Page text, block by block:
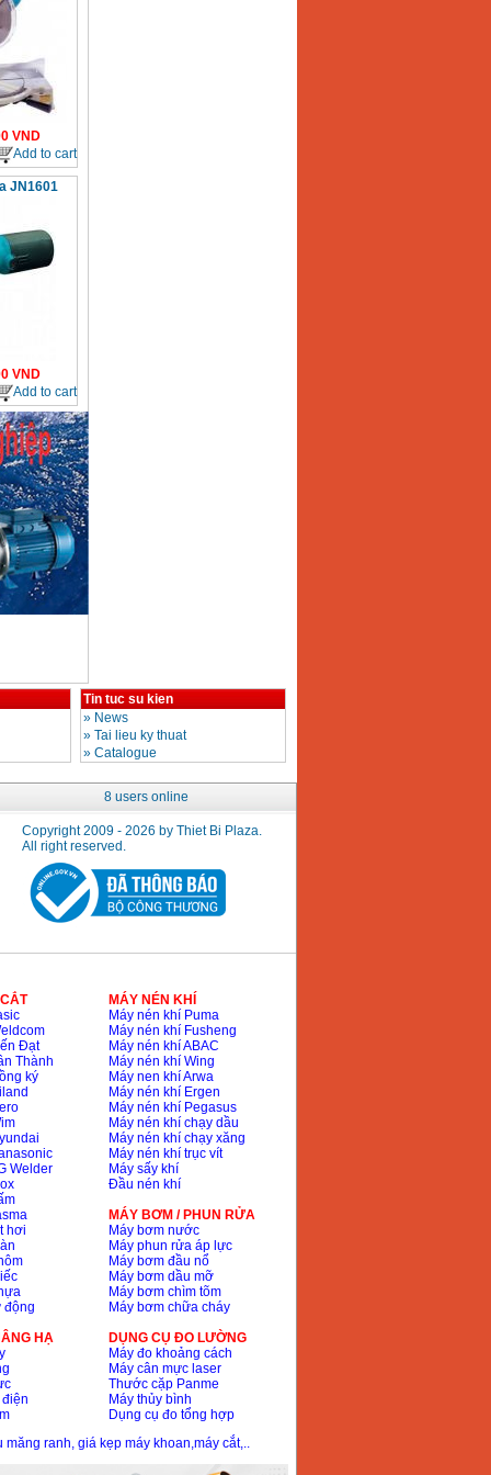
VND
Add to cart
JN1601
VND
Add to cart
Tin tuc su kien
» News
» Tai lieu ky thuat
» Catalogue
8 users online
Copyright 2009 - 2026 by Thiet Bi Plaza.
All right reserved.
Đạt
Thành
ký
Welder
hơi
động
HẠ
MÁY NÉN KHÍ
Máy nén khí Puma
Máy nén khí Fusheng
Máy nén khí ABAC
Máy nén khí Wing
Máy nen khí Arwa
Máy nén khí Ergen
Máy nén khí Pegasus
Máy nén khí chạy dầu
Máy nén khí chạy xăng
Máy nén khí trục vít
Máy sấy khí
Đầu nén khí
MÁY BƠM / PHUN RỬA
Máy bơm nước
Máy phun rửa áp lực
Máy bơm đầu nổ
Máy bơm dầu mỡ
Máy bơm chìm tõm
Máy bơm chữa cháy
DỤNG CỤ ĐO LƯỜNG
Máy đo khoảng cách
Máy cân mực laser
Thước cặp Panme
Máy thủy bình
Dụng cụ đo tổng hợp
măng ranh, giá kẹp máy khoan,máy cắt,..